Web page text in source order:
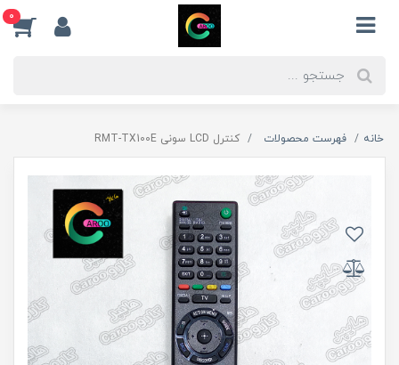
0
خانه فهرست محصولات کنترل LCD سونی RMT-TX100E